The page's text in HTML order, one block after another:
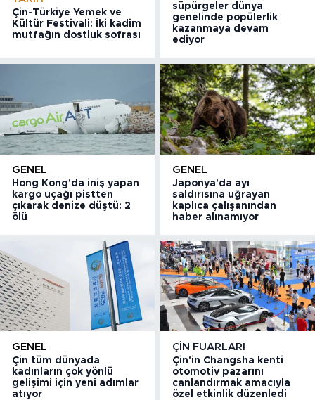
Çin-Türkiye Yemek ve
Kültür Festivali: İki kadim
mutfağın dostluk sofrası
süpürgeler dünya
genelinde popülerlik
kazanmaya devam
ediyor
GENEL
Hong Kong'da iniş yapan
kargo uçağı pistten
çıkarak denize düştü: 2
ölü
GENEL
Japonya'da ayı
saldırısına uğrayan
kaplıca çalışanından
haber alınamıyor
GENEL
Çin tüm dünyada
kadınların çok yönlü
gelişimi için yeni adımlar
atıyor
ÇIN FUARLARI
Çin'in Changsha kenti
otomotiv pazarını
canlandırmak amacıyla
özel etkinlik düzenledi